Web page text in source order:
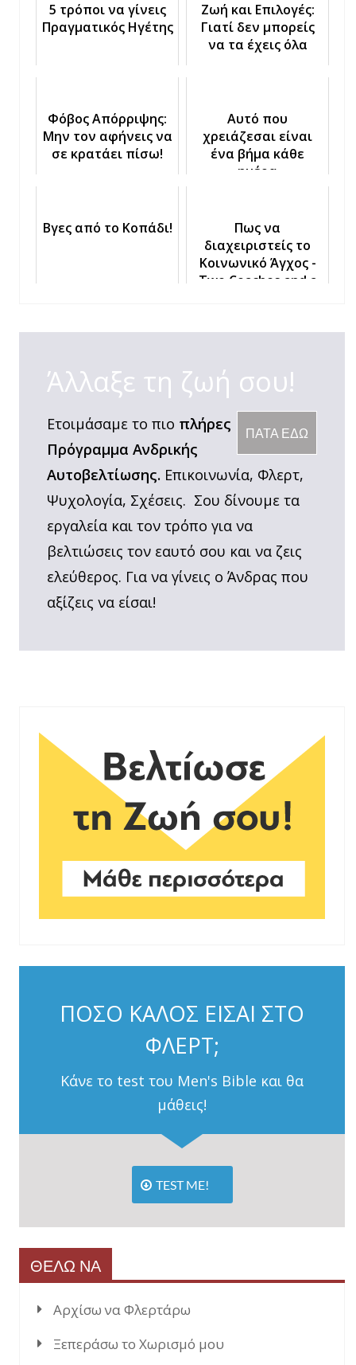
5 τρόποι να γίνεις
Πραγματικός Ηγέτης
Ζωή και Επιλογές:
Γιατί δεν μπορείς
να τα έχεις όλα
Φόβος Απόρριψης:
Μην τον αφήνεις να
σε κρατάει πίσω!
Αυτό που
χρειάζεσαι είναι
ένα βήμα κάθε
ημέρα
Βγες από το Κοπάδι!
Πως να
διαχειριστείς το
Κοινωνικό Άγχος -
Two Coaches and a
Άλλαξε τη ζωή σου!
ΠΑΤΑ ΕΔΩ
Ετοιμάσαμε το πιο πλήρες
Πρόγραμμα Ανδρικής
Αυτοβελτίωσης. Επικοινωνία, Φλερτ,
Ψυχολογία, Σχέσεις. Σου δίνουμε τα
εργαλεία και τον τρόπο για να
βελτιώσεις τον εαυτό σου και να ζεις
ελεύθερος. Για να γίνεις ο Άνδρας που
αξίζεις να είσαι!
ΠΟΣΟ ΚΑΛΟΣ ΕΙΣΑΙ ΣΤΟ
ΦΛΕΡΤ;
Κάνε το test του Men's Bible και θα
μάθεις!
TEST ME!
ΘΕΛΩ ΝΑ
Αρχίσω να Φλερτάρω
Ξεπεράσω το Χωρισμό μου